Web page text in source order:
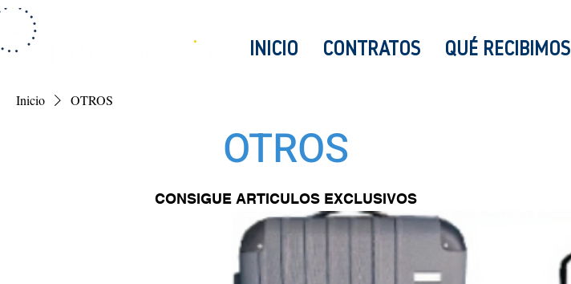
INICIO CONTRATOS QUÉ RECIBIMOS
Inicio OTROS
OTROS
CONSIGUE ARTICULOS EXCLUSIVOS